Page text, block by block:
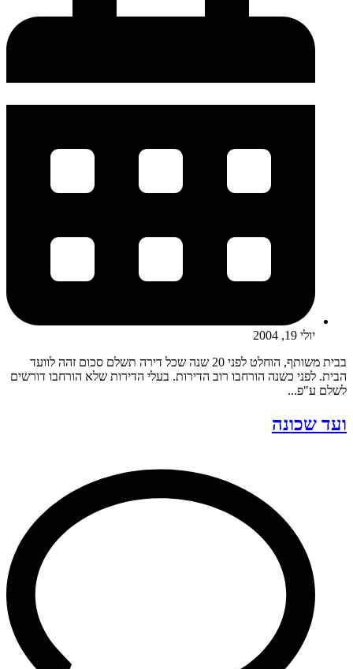
יולי 19, 2004
בבית משותף, הוחלט לפני 20 שנה שכל דירה תשלם סכום זהה לוועד
הבית. לפני כשנה הורחבו רוב הדירות. בעלי הדירות שלא הורחבו דורשים
לשלם ע"פ...
ועד שכונה